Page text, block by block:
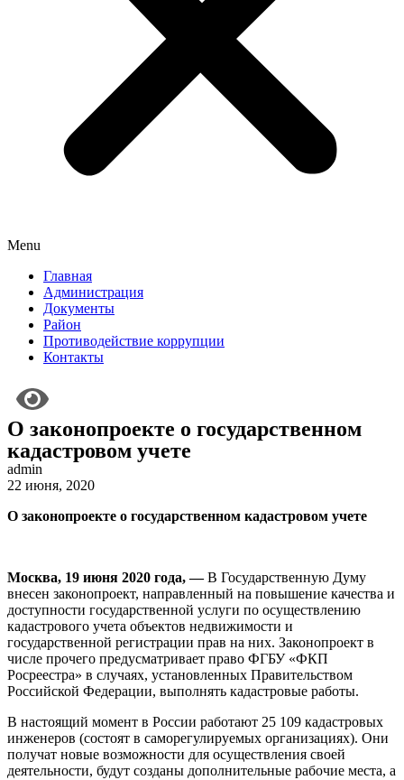
Menu
Главная
Администрация
Документы
Район
Противодействие коррупции
Контакты
О законопроекте о государственном
кадастровом учете
admin
22 июня, 2020
О законопроекте о государственном кадастровом учете
Москва, 19 июня 2020 года, —В Государственную Думу
внесен законопроект, направленный на повышение качества и
доступности государственной услуги по осуществлению
кадастрового учета объектов недвижимости и
государственной регистрации прав на них. Законопроект в
числе прочего предусматривает право ФГБУ «ФКП
Росреестра» в случаях, установленных Правительством
Российской Федерации, выполнять кадастровые работы.
В настоящий момент в России работают 25 109 кадастровых
инженеров (состоят в саморегулируемых организациях). Они
получат новые возможности для осуществления своей
деятельности, будут созданы дополнительные рабочие места, а